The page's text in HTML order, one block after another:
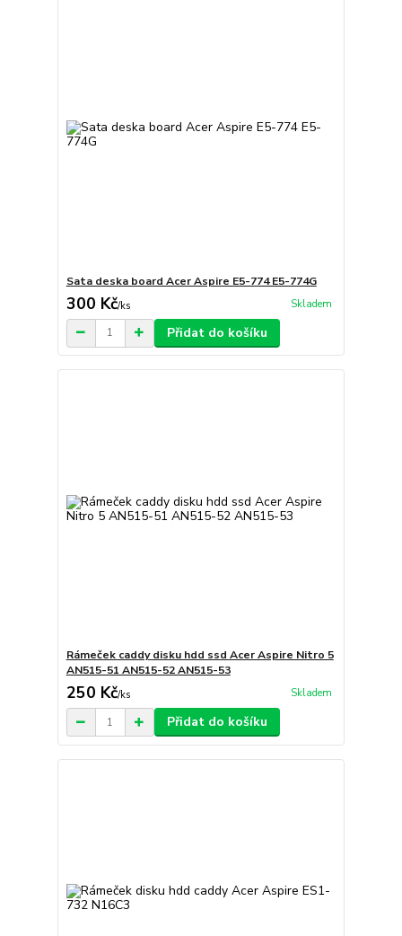
Sata deska board Acer Aspire E5-774 E5-774G
300 Kč/ks Skladem
Přidat do košíku
Rámeček caddy disku hdd ssd Acer Aspire Nitro 5
AN515-51 AN515-52 AN515-53
250 Kč/ks Skladem
Přidat do košíku